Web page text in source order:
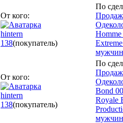
От кого:
hintern
138(покупатель)
По
Homme
мужчин
От кого:
hintern
138(покупатель)
По
Bond
Royale
мужчин